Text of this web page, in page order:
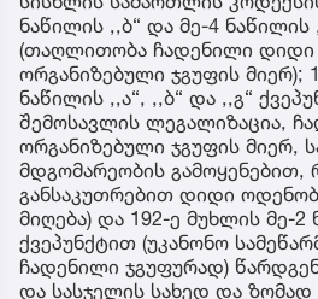
ნაწილის ,,ბ“ და მე-4 ნაწილის
(თაღლითობა ჩადენილი
ორგანიზებული ჯგუფის მიერ);
ნაწილის ,,ა“, ,,ბ“ და ,,გ“
შემოსავლის ლეგალიზაცია,
ორგანიზებული ჯგუფის მიერ,
მდგომარეობის გამოყენებით,
განსაკუთრებით დიდი
მიღება) და 192-ე მუხლის მე-2
ქვეპუნქტით (უკანონო
ჩადენილი ჯგუფურად)
და სასჯელის სახედ და